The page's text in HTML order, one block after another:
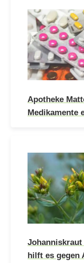
Apotheke
Medikamente
hilft es gegen